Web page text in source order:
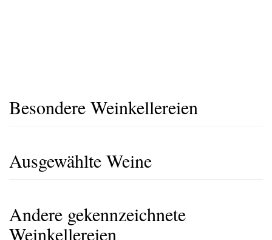
Besondere Weinkellereien
Ausgewählte Weine
Andere gekennzeichnete
Weinkellereien